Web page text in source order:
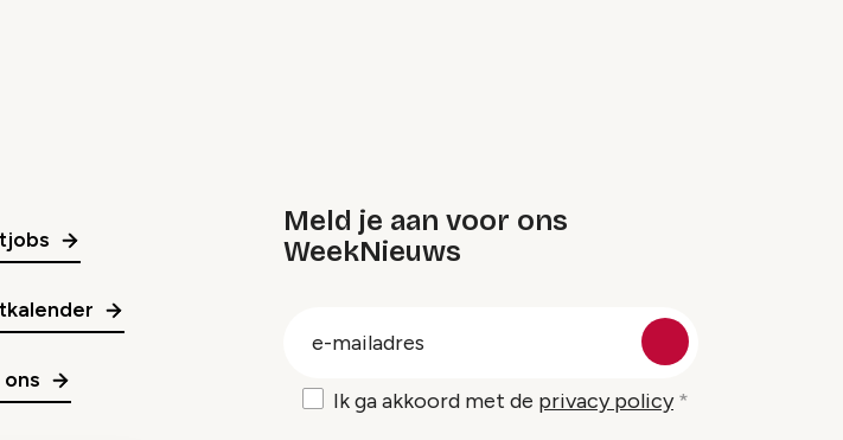
Meld je aan voor ons
WeekNieuws
Ik ga akkoord met de privacy policy